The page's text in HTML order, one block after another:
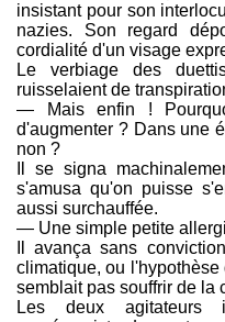
insistant pour son
nazies. Son regard
cordialité d'un visage
Le verbiage des
ruisselaient de
— Mais enfin !
d'augmenter ? Dans une
non ?
Il se signa
s'amusa qu'on puisse
aussi surchauffée.
— Une simple petite
Il avança sans
climatique, ou
semblait pas souffrir de la
Les deux agitateurs